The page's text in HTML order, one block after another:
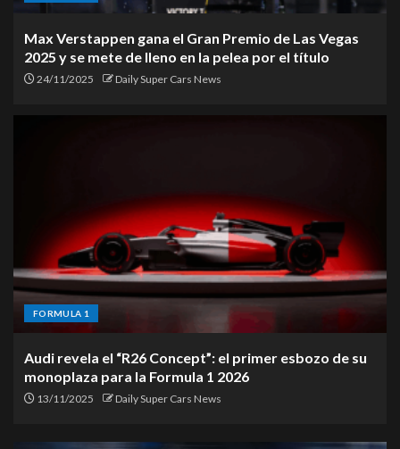
Jeep Recon 2026: el nuevo
Max Verstappen gana el Gran Premio de Las Vegas
2025 y se mete de lleno en la pelea por el título
24/11/2025 Daily Super Cars News
FORMULA 1
Audi revela el “R26 Concept”: el primer esbozo de su
monoplaza para la Formula 1 2026
13/11/2025 Daily Super Cars News